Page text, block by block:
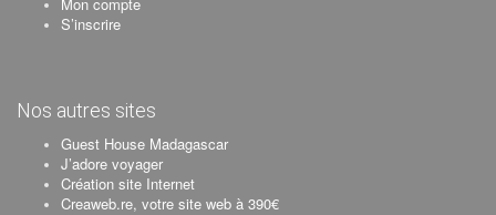
S’inscrire
Nos autres sites
Guest House Madagascar
J’adore voyager
Création site Internet
Creaweb.re, votre site web à 390€